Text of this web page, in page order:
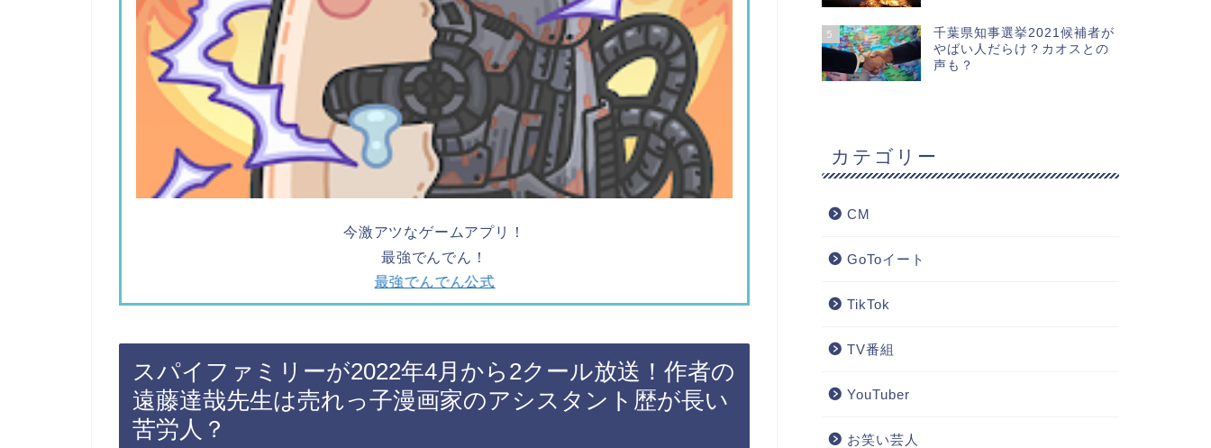
今激アツなゲームアプリ！
最強でんでん！
最強でんでん公式
スパイファミリーが2022年4月から2クール放送！作者の
遠藤達哉先生は売れっ子漫画家のアシスタント歴が長い
苦労人？
5
千葉県知事選挙2021候補者が
やばい人だらけ？カオスとの
声も？
カテゴリー
CM
GoToイート
TikTok
TV番組
YouTuber
お笑い芸人